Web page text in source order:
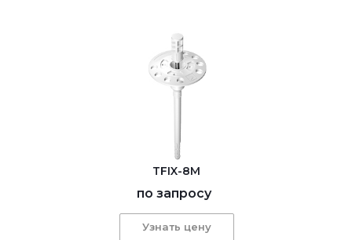
TFIX-8M
по запросу
Узнать цену